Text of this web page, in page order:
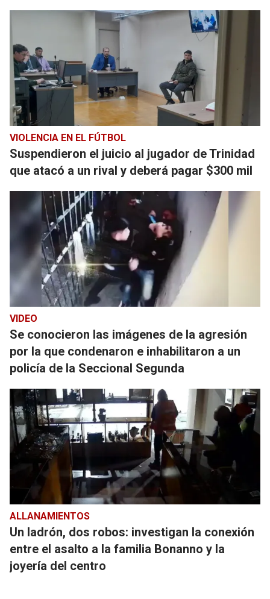
VIOLENCIA EN EL FÚTBOL
Suspendieron el juicio al jugador de Trinidad
que atacó a un rival y deberá pagar $300 mil
VIDEO
Se conocieron las imágenes de la agresión
por la que condenaron e inhabilitaron a un
policía de la Seccional Segunda
ALLANAMIENTOS
Un ladrón, dos robos: investigan la conexión
entre el asalto a la familia Bonanno y la
joyería del centro